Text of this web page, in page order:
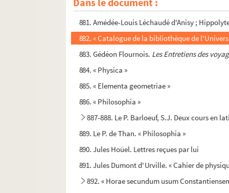
880. Michel Béziers. « Dictionnaire historique
881. Amédée-Louis Léchaudé d'Anisy ;
882. « Catalogue de la bibliothèque de
883. Gédéon Flournois. Les Entretiens des
884. « Physica »
885. « Elementa geometriae »
886. « Philosophia »
887-888. Le P. Barloeuf, S.J. Deux cours en
889. Le P. de Than. « Philosophia »
890. Jules Hoüel. Lettres reçues par lui
891. Jules Dumont d'Urville. « Cahier de
892. « Horae secundum usum